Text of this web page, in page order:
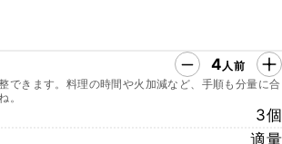
4人前
できます。料理の時間や火加減など、手順も分量に合
。
3個
適量